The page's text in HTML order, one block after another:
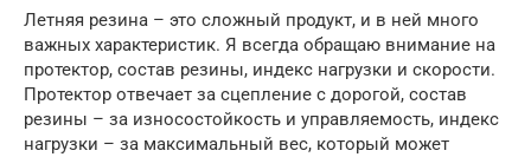
Летняя резина – это сложный продукт, и в ней много
важных характеристик. Я всегда обращаю внимание на
протектор, состав резины, индекс нагрузки и скорости.
Протектор отвечает за сцепление с дорогой, состав
резины – за износостойкость и управляемость, индекс
нагрузки – за максимальный вес, который может